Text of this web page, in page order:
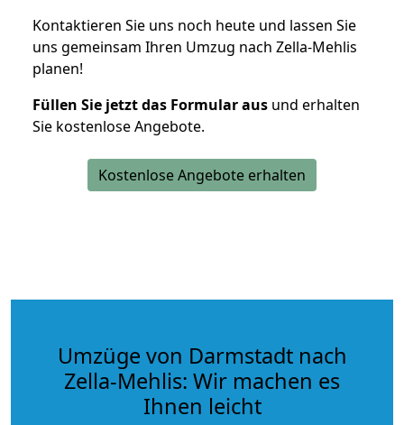
Kontaktieren Sie uns noch heute und lassen Sie
uns gemeinsam Ihren Umzug nach Zella-Mehlis
planen!
Füllen Sie jetzt das Formular aus und erhalten
Sie kostenlose Angebote.
Kostenlose Angebote erhalten
Umzüge von Darmstadt nach
Zella-Mehlis: Wir machen es
Ihnen leicht